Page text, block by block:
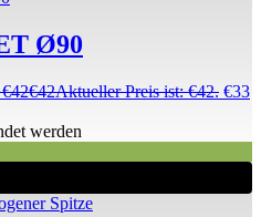
Ø90
€42Aktueller Preis ist: €42. €33
werden